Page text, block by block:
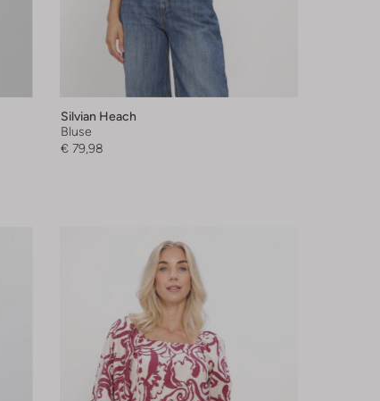
Silvian Heach
Bluse
€ 79,98